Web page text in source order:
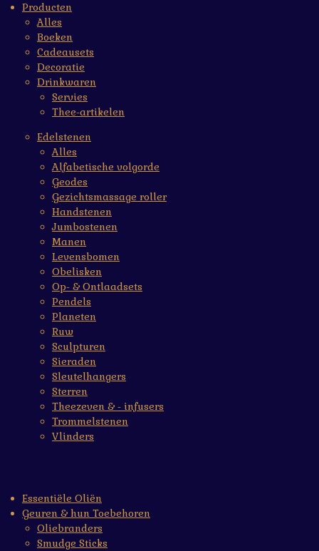
Producten
Alles
Boeken
Cadeausets
Decoratie
Drinkwaren
Servies
Thee-artikelen
Edelstenen
Alles
Alfabetische volgorde
Geodes
Gezichtsmassage roller
Handstenen
Jumbostenen
Manen
Levensbomen
Obelisken
Op- & Ontlaadsets
Pendels
Planeten
Ruw
Sculpturen
Sieraden
Sleutelhangers
Sterren
Theezeven & - infusers
Trommelstenen
Vlinders
Essentiële Oliën
Geuren & hun Toebehoren
Oliebranders
Smudge Sticks